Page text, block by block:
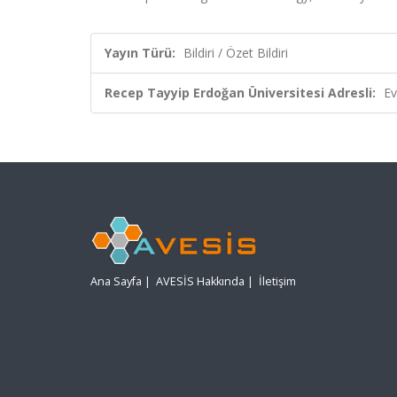
Yayın Türü: Bildiri / Özet Bildiri
Recep Tayyip Erdoğan Üniversitesi Adresli:
Ana Sayfa | AVESİS Hakkında | İletişim